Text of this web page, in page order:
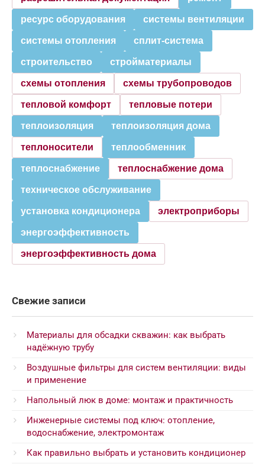
ресурс оборудования системы вентиляции
системы отопления сплит-система
строительство стройматериалы
схемы отопления схемы трубопроводов
тепловой комфорт тепловые потери
теплоизоляция теплоизоляция дома
теплоносители теплообменник
теплоснабжение теплоснабжение дома
техническое обслуживание
установка кондиционера электроприборы
энергоэффективность
энергоэффективность дома
Свежие записи
Материалы для обсадки скважин: как выбрать
надёжную трубу
Воздушные фильтры для систем вентиляции: виды
и применение
Напольный люк в доме: монтаж и практичность
Инженерные системы под ключ: отопление,
водоснабжение, электромонтаж
Как правильно выбрать и установить кондиционер